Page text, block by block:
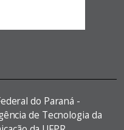
do Paraná -
de Tecnologia da